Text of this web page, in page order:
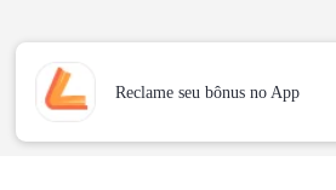
Reclame seu bônus no App